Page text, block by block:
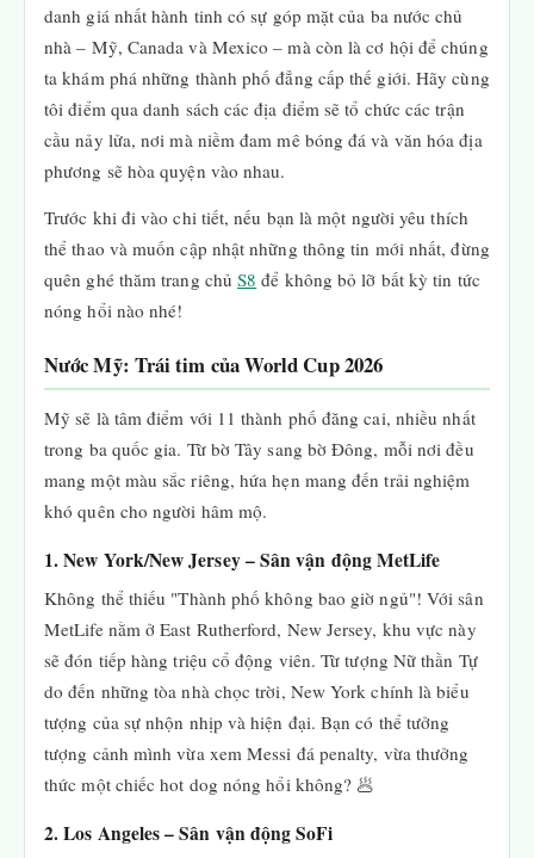
danh giá nhất hành tinh có sự góp mặt của ba nước chủ
nhà – Mỹ, Canada và Mexico – mà còn là cơ hội để chúng
ta khám phá những thành phố đẳng cấp thế giới. Hãy cùng
tôi điểm qua danh sách các địa điểm sẽ tổ chức các trận
cầu nảy lửa, nơi mà niềm đam mê bóng đá và văn hóa địa
phương sẽ hòa quyện vào nhau.
Trước khi đi vào chi tiết, nếu bạn là một người yêu thích
thể thao và muốn cập nhật những thông tin mới nhất, đừng
quên ghé thăm trang chủS8 để không bỏ lỡ bất kỳ tin tức
nóng hổi nào nhé!
Nước Mỹ: Trái tim của World Cup 2026
Mỹ sẽ là tâm điểm với 11 thành phố đăng cai, nhiều nhất
trong ba quốc gia. Từ bờ Tây sang bờ Đông, mỗi nơi đều
mang một màu sắc riêng, hứa hẹn mang đến trải nghiệm
khó quên cho người hâm mộ.
1. New York/New Jersey – Sân vận động MetLife
Không thể thiếu "Thành phố không bao giờ ngủ"! Với sân
MetLife nằm ở East Rutherford, New Jersey, khu vực này
sẽ đón tiếp hàng triệu cổ động viên. Từ tượng Nữ thần Tự
do đến những tòa nhà chọc trời, New York chính là biểu
tượng của sự nhộn nhịp và hiện đại. Bạn có thể tưởng
tượng cảnh mình vừa xem Messi đá penalty, vừa thưởng
thức một chiếc hot dog nóng hổi không? 🥟
2. Los Angeles – Sân vận động SoFi